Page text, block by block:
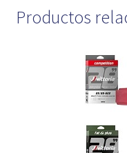
Productos